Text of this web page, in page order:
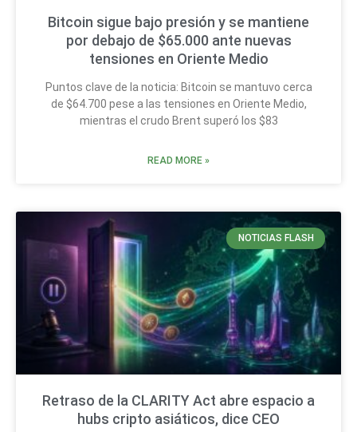
Bitcoin sigue bajo presión y se mantiene
por debajo de $65.000 ante nuevas
tensiones en Oriente Medio
Puntos clave de la noticia: Bitcoin se mantuvo cerca
de $64.700 pese a las tensiones en Oriente Medio,
mientras el crudo Brent superó los $83
READ MORE »
NOTICIAS FLASH
Retraso de la CLARITY Act abre espacio a
hubs cripto asiáticos, dice CEO